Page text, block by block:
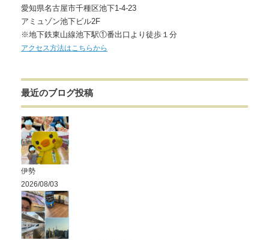
愛知県名古屋市千種区池下1-4-23
アミュゾン池下ビル2F
※地下鉄東山線池下駅①番出口より徒歩１分
アクセス方法はこちらから
最近のブログ投稿
伊勢
2026/08/03